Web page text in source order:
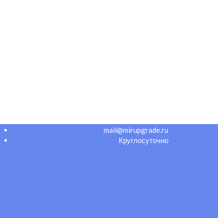
mail@mirupgrade.ru
Круглосуточно